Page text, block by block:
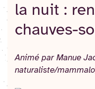
la nuit :
chauves-
Animé par Manue
naturaliste/